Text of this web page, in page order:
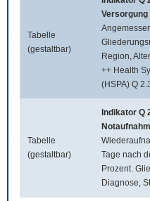
Tabelle
(gestaltbar)
Versorgung
Region,
++ Health
(HSPA) Q
Tabelle
(gestaltbar)
Indikator Q
Tage nach
Prozent.
Diagnose,